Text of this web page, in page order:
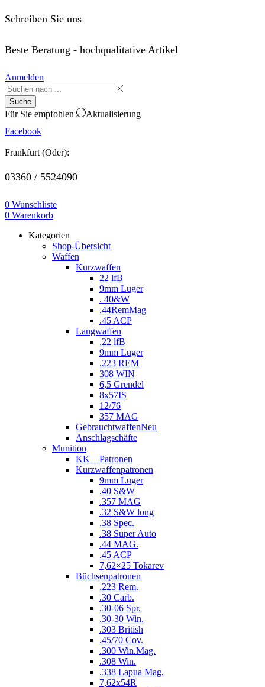
Schreiben Sie uns
Beste Beratung - hochqualitative Artikel
Anmelden
Suche
Für Sie empfohlen
Aktualisierung
Facebook
Frankfurt (Oder):
03360 / 5524090
0 Wunschliste
0 Warenkorb
Kategorien
Shop-Übersicht
Waffen
Kurzwaffen
22 lfB
9mm Luger
. 40&W
.44RemMag
.45 ACP
Langwaffen
.22 lfB
9mm Luger
.223 REM
308 WIN
6,5 Grendel
8x57IS
12/76
357 MAG
GebrauchtwaffenNeu
Anschlagschäfte
Munition
KK – Patronen
Kurzwaffenpatronen
9mm Luger
.40 S&W
.357 MAG
.32 S&W long
.38 Spec.
.38 Super Auto
.44 MAG.
.45 ACP
7,62×25 Tokarev
Büchsenpatronen
.223 Rem.
.30 Carb.
.30-06 Spr.
.30-30 Win.
.303 British
.45/70 Cov.
.300 Win.Mag.
.308 Win.
.338 Lapua Mag.
7,62x54R